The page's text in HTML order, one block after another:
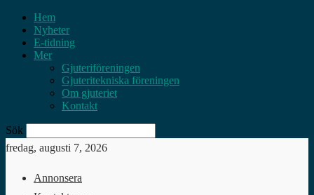
Hem
Nyheter
E-tidning
Mer
Gjuteriföreningen
Gjuteritekniska föreningen
Om gjuteriet
Kontakt
Sök
fredag, augusti 7, 2026
Annonsera